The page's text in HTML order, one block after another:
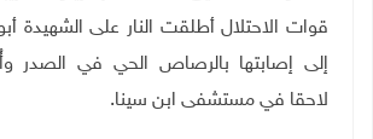
قوات الاحتلال أطلقت النار على الشهيدة
إلى إصابتها بالرصاص الحي في الصدر
لاحقا في مستشفى ابن سينا.